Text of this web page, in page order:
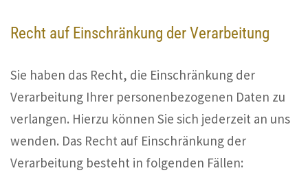
Recht auf Einschränkung der Verarbeitung
Sie haben das Recht, die Einschränkung der
Verarbeitung Ihrer personenbezogenen Daten zu
verlangen. Hierzu können Sie sich jederzeit an uns
wenden. Das Recht auf Einschränkung der
Verarbeitung besteht in folgenden Fällen: